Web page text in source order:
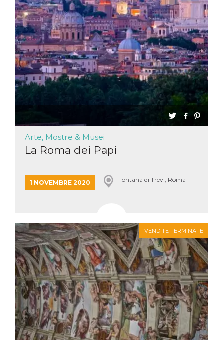
Arte, Mostre & Musei
La Roma dei Papi
1 NOVEMBRE 2020 Fontana di Trevi, Roma
VENDITE TERMINATE